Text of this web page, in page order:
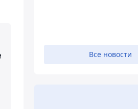
Все новости